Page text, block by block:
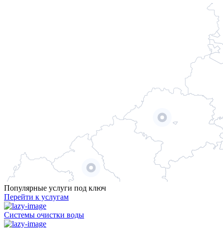
Популярные услуги под ключ
Перейти к услугам
Системы очистки воды